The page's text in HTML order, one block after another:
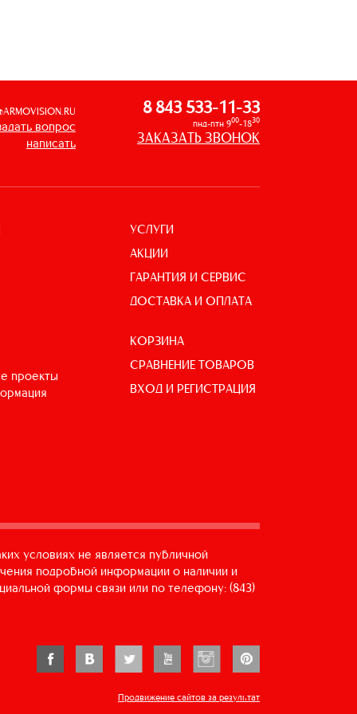
вопрос
написать
8 843 533-11-33
пнд-птн 900-1830
ЗАКАЗАТЬ ЗВОНОК
проекты
УСЛУГИ
АКЦИИ
ГАРАНТИЯ И СЕРВИС
ДОСТАВКА И ОПЛАТА
КОРЗИНА
СРАВНЕНИЕ ТОВАРОВ
ВХОД И РЕГИСТРАЦИЯ
условиях не является публичной
подробной информации о наличии и
формы связи или по телефону: (843)
Продвижение сайтов за результат